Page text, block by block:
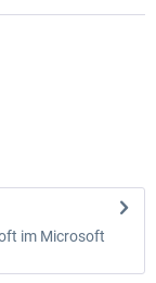
im Microsoft